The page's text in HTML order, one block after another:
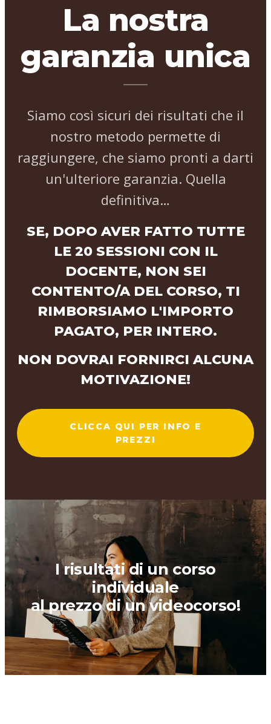
La nostra
garanzia unica
Siamo così sicuri dei risultati che il
nostro metodo permette di
raggiungere, che siamo pronti a darti
un'ulteriore garanzia. Quella
definitiva…
SE, DOPO AVER FATTO TUTTE
LE 20 SESSIONI CON IL
DOCENTE, NON SEI
CONTENTO/A DEL CORSO, TI
RIMBORSIAMO L'IMPORTO
PAGATO, PER INTERO.
NON DOVRAI FORNIRCI ALCUNA
MOTIVAZIONE!
CLICCA QUI PER INFO E
PREZZI
I risultati di un corso
individuale
al prezzo di un videocorso!